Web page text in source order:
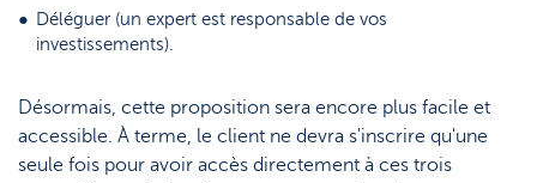
Déléguer (un expert est responsable de vos
investissements).
Désormais, cette proposition sera encore plus facile et
accessible. À terme, le client ne devra s'inscrire qu'une
seule fois pour avoir accès directement à ces trois